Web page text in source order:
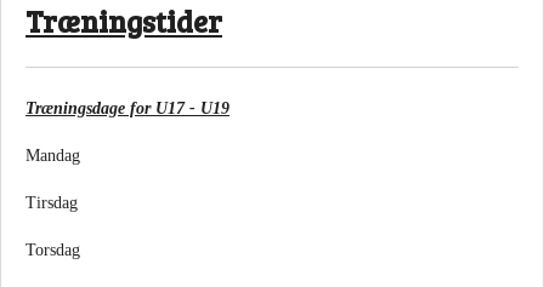
Træningstider
Træningsdage for U17 - U19
Mandag
Tirsdag
Torsdag